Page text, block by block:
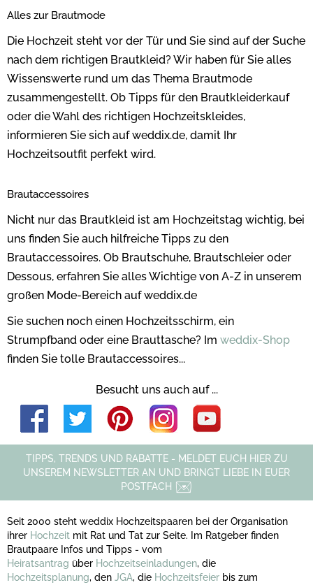
Alles zur Brautmode
Die Hochzeit steht vor der Tür und Sie sind auf der Suche
nach dem richtigen Brautkleid? Wir haben für Sie alles
Wissenswerte rund um das Thema Brautmode
zusammengestellt. Ob Tipps für den Brautkleiderkauf
oder die Wahl des richtigen Hochzeitskleides,
informieren Sie sich auf weddix.de, damit Ihr
Hochzeitsoutfit perfekt wird.
Brautaccessoires
Nicht nur das Brautkleid ist am Hochzeitstag wichtig, bei
uns finden Sie auch hilfreiche Tipps zu den
Brautaccessoires. Ob Brautschuhe, Brautschleier oder
Dessous, erfahren Sie alles Wichtige von A-Z in unserem
großen Mode-Bereich auf weddix.de
Sie suchen noch einen Hochzeitsschirm, ein
Strumpfband oder eine Brauttasche? Im weddix-Shop
finden Sie tolle Brautaccessoires...
Besucht uns auch auf ...
TIPPS, TRENDS UND RABATTE - MELDET EUCH HIER ZU
UNSEREM NEWSLETTER AN UND BRINGT LIEBE IN EUER
POSTFACH
Seit 2000 steht weddix Hochzeitspaaren bei der Organisation
ihrer Hochzeit mit Rat und Tat zur Seite. Im Ratgeber finden
Brautpaare Infos und Tipps - vom
Heiratsantrag über Hochzeitseinladungen, die
Hochzeitsplanung, den JGA, die Hochzeitsfeier bis zum